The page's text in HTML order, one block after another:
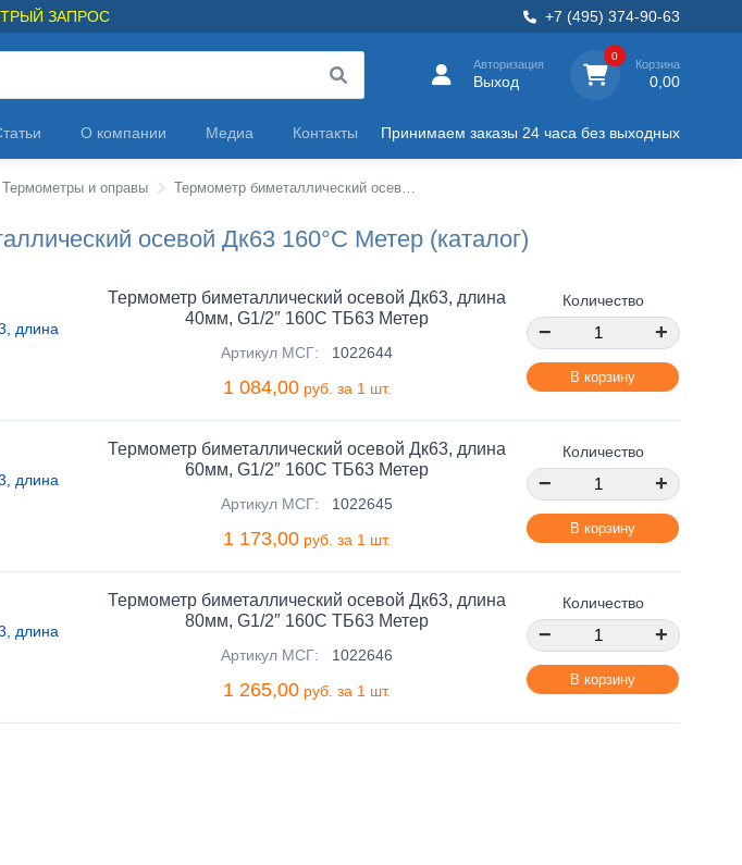
ЗАПРОС +7 (495) 374-90-63
Авторизация
Выход
0
Корзина
0,00
О компании Медиа Контакты Принимаем заказы 24 часа без выходных
Термометры и оправы Термометр биметаллический осевой Дк63 160°C Метер
осевой Дк63 160°C Метер (каталог)
Термометр биметаллический осевой Дк63, длина
40мм, G1/2″ 160C ТБ63 Метер
Артикул МСГ: 1022644
1 084,00 руб. за 1 шт.
Количество
− +
В корзину
Термометр биметаллический осевой Дк63, длина
60мм, G1/2″ 160C ТБ63 Метер
Артикул МСГ: 1022645
1 173,00 руб. за 1 шт.
Количество
− +
В корзину
Термометр биметаллический осевой Дк63, длина
80мм, G1/2″ 160C ТБ63 Метер
Артикул МСГ: 1022646
1 265,00 руб. за 1 шт.
Количество
− +
В корзину